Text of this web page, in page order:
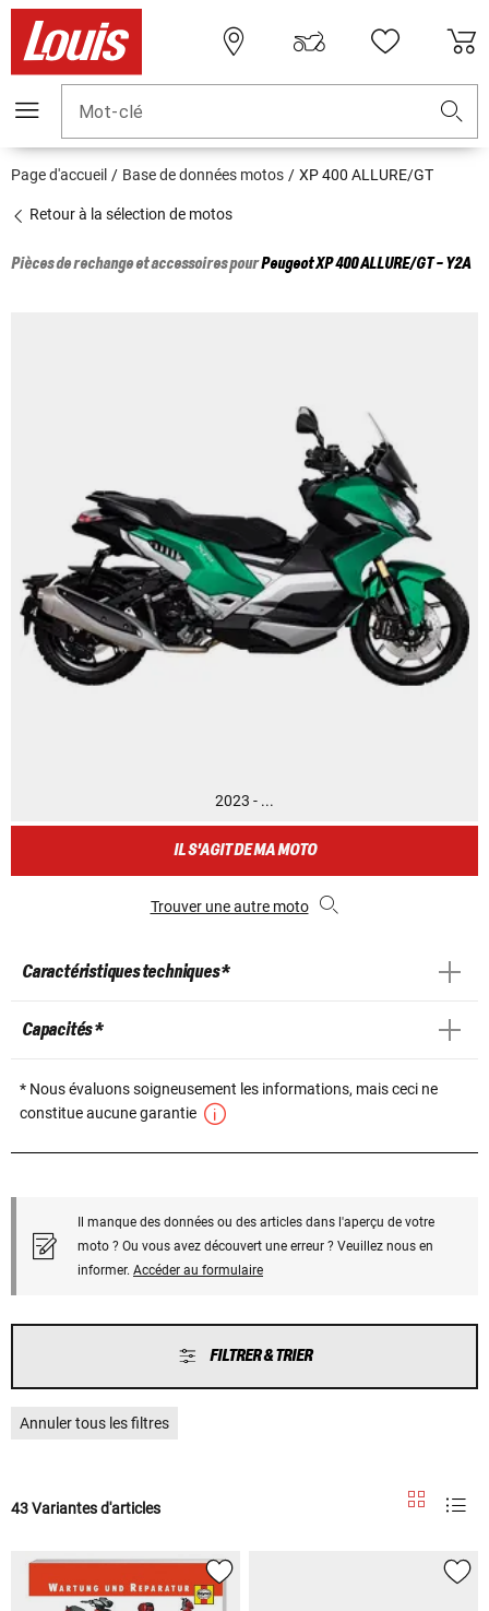
Mot-clé
Page d'accueil Base de données motos XP 400 ALLURE/GT
Retour à la sélection de motos
Pièces de rechange et accessoires pourPeugeotXP 400 ALLURE/GT - Y2A
2023 - ...
IL S'AGIT DE MA MOTO
Trouver une autre moto
Caractéristiques techniques *
Capacités *
* Nous évaluons soigneusement les informations, mais ceci ne
constitue aucune garantie
Il manque des données ou des articles dans l'aperçu de votre
moto ? Ou vous avez découvert une erreur ? Veuillez nous en
informer. Accéder au formulaire
FILTRER & TRIER
Annuler tous les filtres
43 Variantes d'articles